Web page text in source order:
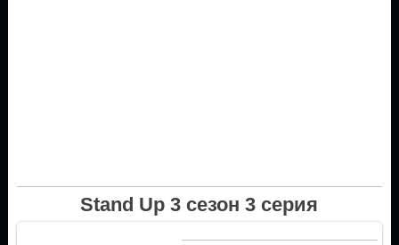
Stand Up 3 сезон 3 серия